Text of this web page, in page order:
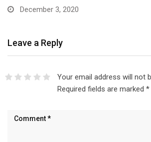
December 3, 2020
Leave a Reply
Your email address will not
Required fields are marked *